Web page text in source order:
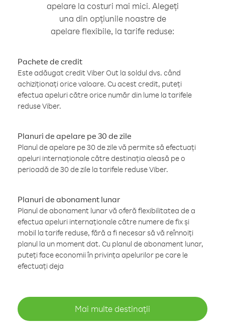
apelare la costuri mai mici. Alegeți
una din opțiunile noastre de
apelare flexibile, la tarife reduse:
Pachete de credit
Este adăugat credit Viber Out la soldul dvs. când
achiziționați orice valoare. Cu acest credit, puteți
efectua apeluri către orice număr din lume la tarifele
reduse Viber.
Planuri de apelare pe 30 de zile
Planul de apelare pe 30 de zile vă permite să efectuați
apeluri internaționale către destinația aleasă pe o
perioadă de 30 de zile la tarifele reduse Viber.
Planuri de abonament lunar
Planul de abonament lunar vă oferă flexibilitatea de a
efectua apeluri internaționale către numere de fix și
mobil la tarife reduse, fără a fi necesar să vă reînnoiți
planul la un moment dat. Cu planul de abonament lunar,
puteți face economii în privința apelurilor pe care le
efectuați deja
Mai multe destinații